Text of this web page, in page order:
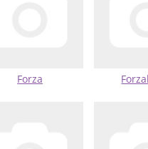
Forza